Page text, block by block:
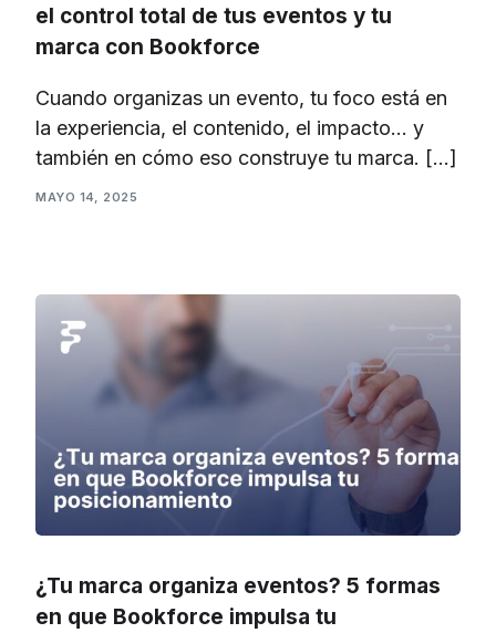
el control total de tus eventos y tu
marca con Bookforce
Cuando organizas un evento, tu foco está en
la experiencia, el contenido, el impacto… y
también en cómo eso construye tu marca. […]
MAYO 14, 2025
¿Tu marca organiza eventos? 5 formas
en que Bookforce impulsa tu